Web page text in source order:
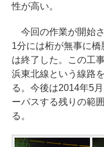
性が高い。
今回の作業が開始
1分には桁が無事に
は終了した。この工
浜東北線という線路
る。今後は2014年5
ーパスする残りの範
る。